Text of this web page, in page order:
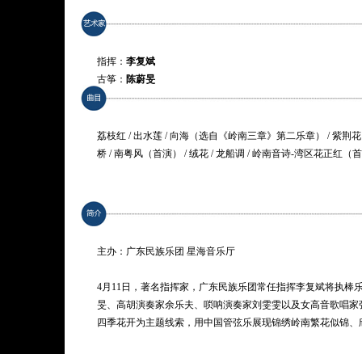
指挥： 李复斌
古筝： 陈蔚旻
高胡：余乐夫
独唱： 张莺燕
演奏：广东民族乐团
荔枝红 / 出水莲 / 向海（选自《岭南三章》第二乐章） / 紫荆
桥 / 南粤风（首演） / 绒花 / 龙船调 / 岭南音诗-湾区花正红（
主办：广东民族乐团 星海音乐厅
4月11日，著名指挥家，广东民族乐团常任指挥李复斌将执棒
旻、高胡演奏家余乐夫、唢呐演奏家刘雯雯以及女高音歌唱
四季花开为主题线索，用中国管弦乐展现锦绣岭南繁花似锦